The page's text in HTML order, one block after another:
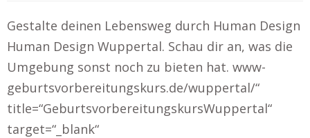
Gestalte deinen Lebensweg durch Human Design
Human Design Wuppertal. Schau dir an, was die
Umgebung sonst noch zu bieten hat. www-
geburtsvorbereitungskurs.de/wuppertal/“
title=“GeburtsvorbereitungskursWuppertal“
target=“_blank“